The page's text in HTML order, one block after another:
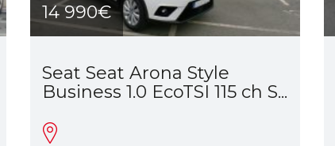
14 990€
Seat Seat Arona Style
Business 1.0 EcoTSI 115 ch S...